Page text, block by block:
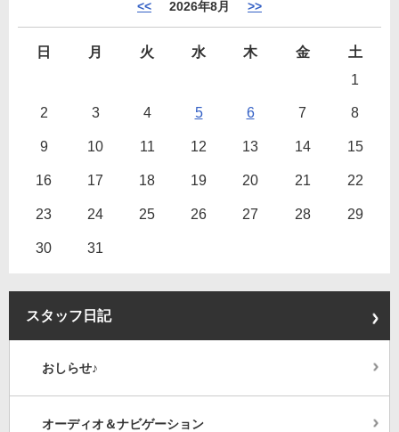
<< 2026年8月 >>
日 月 火 水 木 金
土
1
2 3 4 5 6 7 8
9 10 11 12 13 14 15
16 17 18 19 20 21 22
23 24 25 26 27 28 29
30 31
スタッフ日記
おしらせ♪
オーディオ＆ナビゲーション